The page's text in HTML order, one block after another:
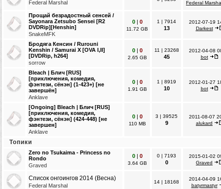
Federal Marshal
Federal
Прощай безрадостный сенсей /
Sayonara Zetsubo Sensei [R2
DVDRip][Henshin]
SnakeMFK
0| 0
11.72 GB
1 | 7914
13
2012-07-19
Darkest
Бродяга Кенсин / Rurouni
Kenshin / Samurai X [OVA I,II]
[DVDRip, h264]
sorrow
0| 0
2.65 GB
11 | 23268
45
2012-04-08
bot
Bleach | Блич [RUS]
[приключения, комедия,
фэнтези, сёнэн] (1-423+) [не
завершён]
Anklave
0| 0
1.91 GB
1 | 8919
10
2012-01-27
bot
[Ongoing] Bleach | Блич [RUS]
[приключения, комедия,
фэнтези, сёнэн] (424-448) [не
завершен]
Anklave
0| 0
110 MB
3 | 39525
9
2011-08-07
alukard
Топики
Zero no Tsukaima - Princess no
Rondo
Graved
0| 0
3.64 GB
0 | 7193
0
2015-01-02
Graved
Список онгоингов 2014 (Весна)
Federal Marshal
14 | 18168
2014-04-09
batyrmastyr